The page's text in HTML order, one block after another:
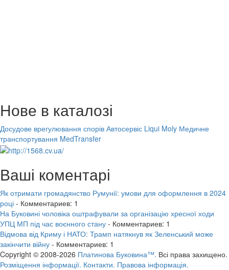
Нове в каталозі
Досудове врегулювання спорів Автосервіс Liqui Moly Медичне
транспортування MedTransfer
Ваші коментарі
Як отримати громадянство Румунії: умови для оформлення в 2024
році - Комментариев: 1
На Буковині чоловіка оштрафували за організацію хресної ходи
УПЦ МП під час воєнного стану - Комментариев: 1
Відмова від Криму і НАТО: Трамп натякнув як Зеленський може
закінчити війну - Комментариев: 1
Copyright © 2008-2026 Платинова Буковина™. Всі права захищено.
Розміщення інформації. Контакти. Правова інформація.